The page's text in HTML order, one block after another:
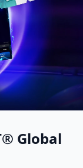
Global